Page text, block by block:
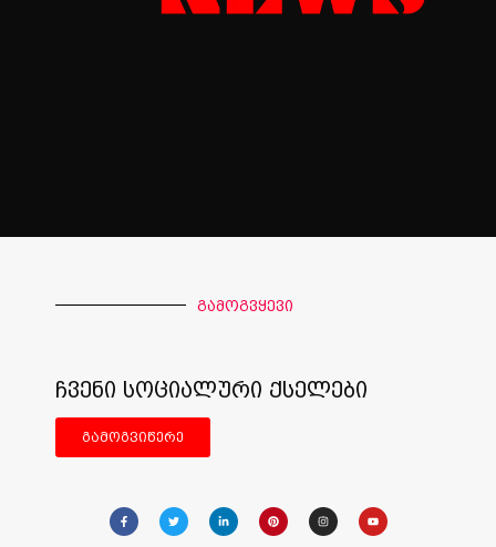
გამოგვყევი
ჩვენი სოციალური ქსელები
გამოგვიწერე